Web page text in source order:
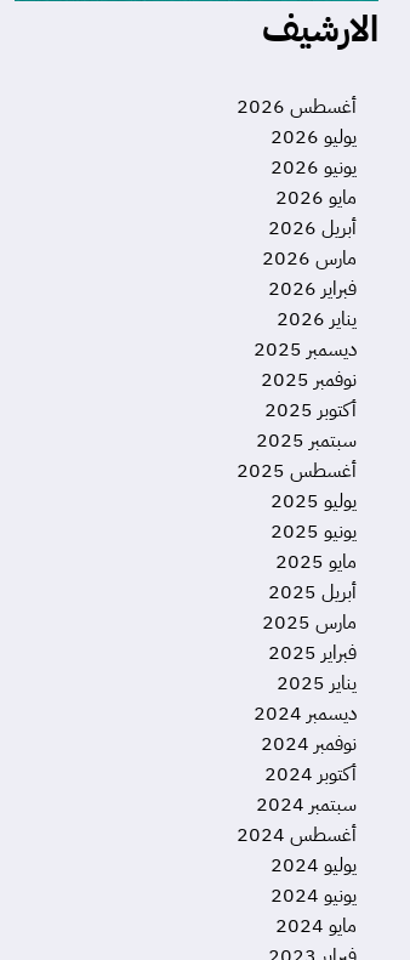
الارشيف
أغسطس 2026
يوليو 2026
يونيو 2026
مايو 2026
أبريل 2026
مارس 2026
فبراير 2026
يناير 2026
ديسمبر 2025
نوفمبر 2025
أكتوبر 2025
سبتمبر 2025
أغسطس 2025
يوليو 2025
يونيو 2025
مايو 2025
أبريل 2025
مارس 2025
فبراير 2025
يناير 2025
ديسمبر 2024
نوفمبر 2024
أكتوبر 2024
سبتمبر 2024
أغسطس 2024
يوليو 2024
يونيو 2024
مايو 2024